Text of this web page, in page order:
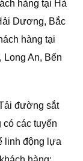
hàng tại Hà
Dương, Bắc
hàng tại
An, Bến
đường sắt
các tuyến
linh động lựa